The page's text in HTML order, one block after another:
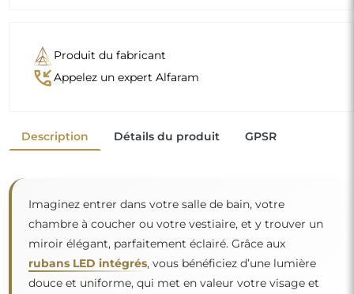
Produit du fabricant
phone_callbackAppelez un expert Alfaram
Description Détails du produit GPSR
Imaginez entrer dans votre salle de bain, votre
chambre à coucher ou votre vestiaire, et y trouver un
miroir élégant, parfaitement éclairé. Grâce aux
rubans LED intégrés, vous bénéficiez d’une lumière
douce et uniforme, qui met en valeur votre visage et